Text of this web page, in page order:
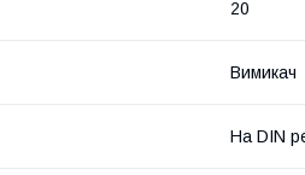
20
Вимикач
На DIN